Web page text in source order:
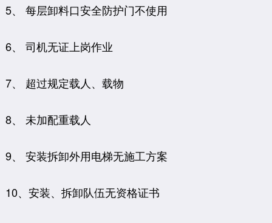
5、 每层卸料口安全防护门不使用
6、 司机无证上岗作业
7、 超过规定载人、载物
8、 未加配重载人
9、 安装拆卸外用电梯无施工方案
10、安装、拆卸队伍无资格证书